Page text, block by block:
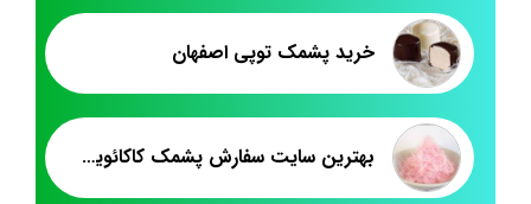
خرید پشمک توپی اصفهان
بهترین سایت سفارش پشمک کاکائویی توت فرنگی